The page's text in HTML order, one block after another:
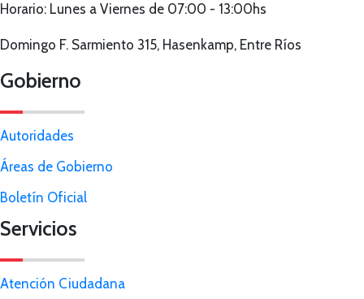
Horario: Lunes a Viernes de 07:00 - 13:00hs
Domingo F. Sarmiento 315, Hasenkamp, Entre Ríos
Gobierno
Autoridades
Áreas de Gobierno
Boletín Oficial
Servicios
Atención Ciudadana